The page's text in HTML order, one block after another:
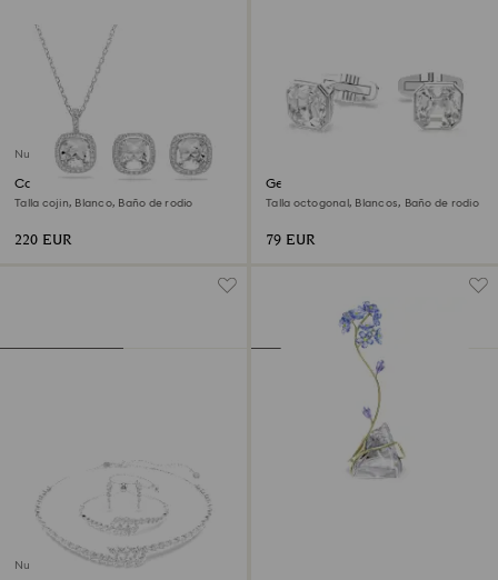
Nuevo
Conjunto Una Angelic
Talla cojin, Blanco, Baño de rodio
220 EUR
Gemelos Millenia
Talla octogonal, Blancos, Baño de rodio
79 EUR
Nuevo